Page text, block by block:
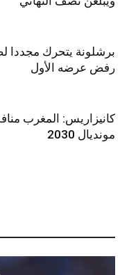
برشلونة يتحرك مجددا
رفض عرضه الأول
كانيزاريس: المغرب
مونديال 2030